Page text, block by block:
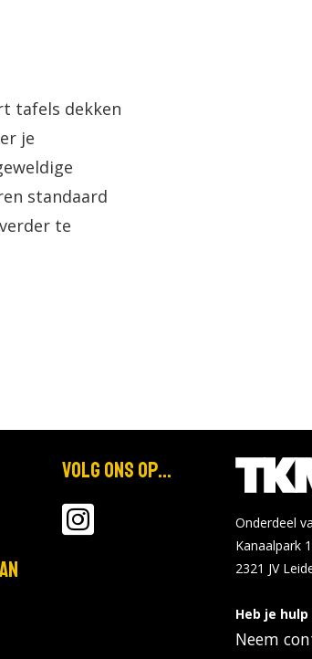
tafels dekken
je
standaard
te
Volg ons op...
Onderdeel
Kanaalpark
2321 JV
Heb je hulp
Neem